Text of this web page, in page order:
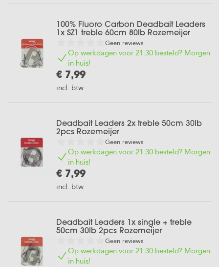
100% Fluoro Carbon Deadbait Leaders
1x SZ1 treble 60cm 80lb Rozemeijer
Geen reviews
Op werkdagen voor 21:30 besteld? Morgen
in huis!
€ 7,99
incl. btw
Deadbait Leaders 2x treble 50cm 30lb
2pcs Rozemeijer
Geen reviews
Op werkdagen voor 21:30 besteld? Morgen
in huis!
€ 7,99
incl. btw
Deadbait Leaders 1x single + treble
50cm 30lb 2pcs Rozemeijer
Geen reviews
Op werkdagen voor 21:30 besteld? Morgen
in huis!